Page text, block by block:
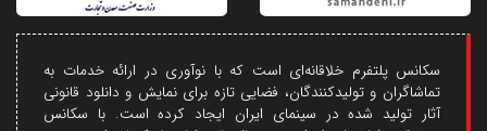
سکانس پلتفرم خلاقانه‌ای است که با نوآوری در ارائه خدمات به
تماشاگران و تولیدکنندگان، فضایی تازه برای نمایش و دانلود قانونی
آثار تولید شده در سینمای ایران ایجاد کرده است. با سکانس